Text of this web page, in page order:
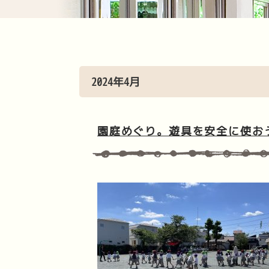
2024年4月
園庭めぐり。遊具を安全に使お